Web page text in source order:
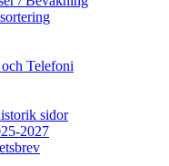
Telefoni
sidor
2027